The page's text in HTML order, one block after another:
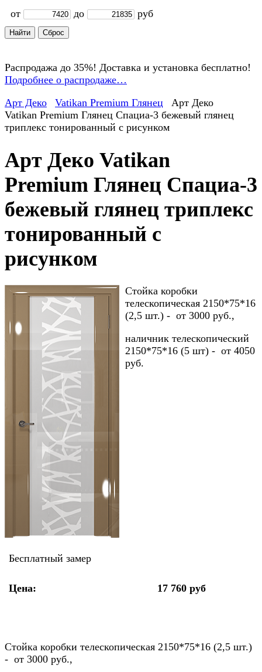
от
до руб
Распродажа до 35%! Доставка и установка бесплатно!
Подробнее о распродаже…
Арт Деко
Vatikan Premium Глянец
Арт Деко
Vatikan Premium Глянец Спациа-3 бежевый глянец
триплекс тонированный с рисунком
Арт Деко Vatikan
Premium Глянец Спациа-3
бежевый глянец триплекс
тонированный с
рисунком
Стойка коробки
телескопическая 2150*75*16
(2,5 шт.) - от 3000 руб.,
наличник телескопический
2150*75*16 (5 шт) - от 4050
руб.
Бесплатный замер
Цена: 17 760 руб
Стойка коробки телескопическая 2150*75*16 (2,5 шт.)
- от 3000 руб.,